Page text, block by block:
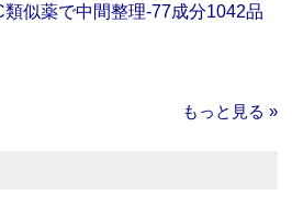
類似薬で中間整理‐77成分1042品
もっと見る »